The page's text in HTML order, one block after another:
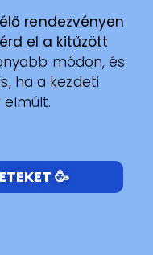
élő rendezvényen
el a kitűzött
módon, és
ha a kezdeti
🥳